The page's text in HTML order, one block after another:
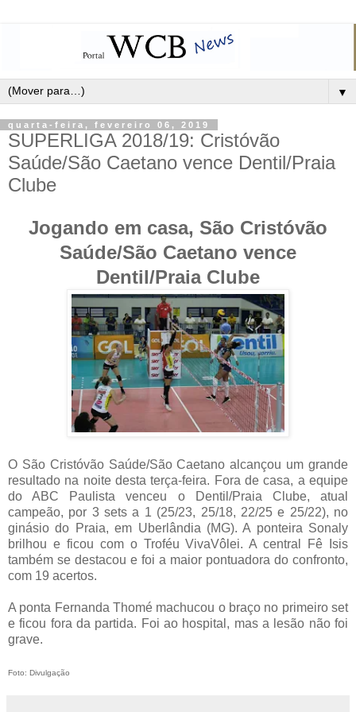
▼
quarta-feira, fevereiro 06, 2019
SUPERLIGA 2018/19: Cristóvão
Saúde/São Caetano vence Dentil/Praia
Clube
Jogando em casa, São Cristóvão
Saúde/São Caetano vence
Dentil/Praia Clube
O São Cristóvão Saúde/São Caetano alcançou um grande
resultado na noite desta terça-feira. Fora de casa, a equipe
do ABC Paulista venceu o Dentil/Praia Clube, atual
campeão, por 3 sets a 1 (25/23, 25/18, 22/25 e 25/22), no
ginásio do Praia, em Uberlândia (MG). A ponteira Sonaly
brilhou e ficou com o Troféu VivaVôlei. A central Fê Isis
também se destacou e foi a maior pontuadora do confronto,
com 19 acertos.
A ponta Fernanda Thomé machucou o braço no primeiro set
e ficou fora da partida. Foi ao hospital, mas a lesão não foi
grave.
Foto: Divulgação